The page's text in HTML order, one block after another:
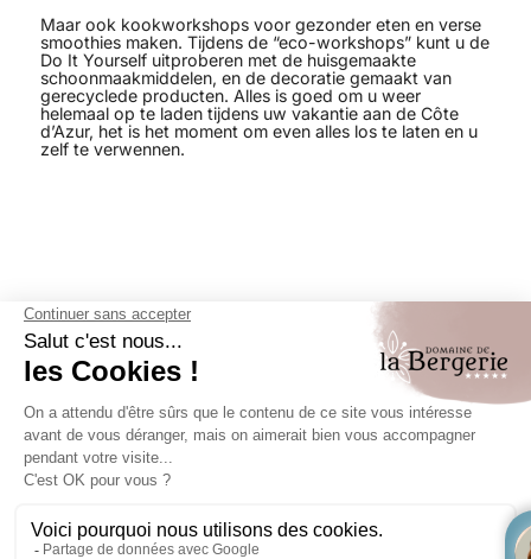
Maar ook kookworkshops voor gezonder eten en verse
smoothies maken. Tijdens de “eco-workshops” kunt u de
Do It Yourself uitproberen met de huisgemaakte
schoonmaakmiddelen, en de decoratie gemaakt van
gerecyclede producten. Alles is goed om u weer
helemaal op te laden tijdens uw vakantie aan de Côte
d’Azur, het is het moment om even alles los te laten en u
zelf te verwennen.